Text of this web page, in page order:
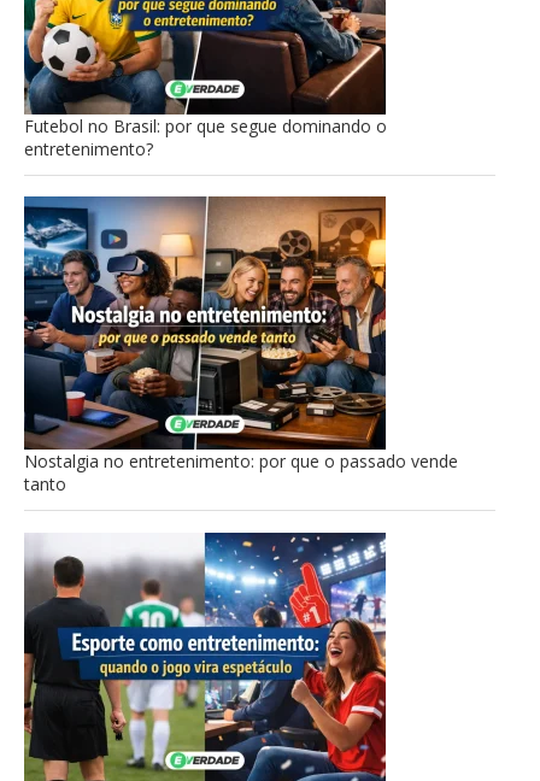
Futebol no Brasil: por que segue dominando o
entretenimento?
Nostalgia no entretenimento: por que o passado vende
tanto